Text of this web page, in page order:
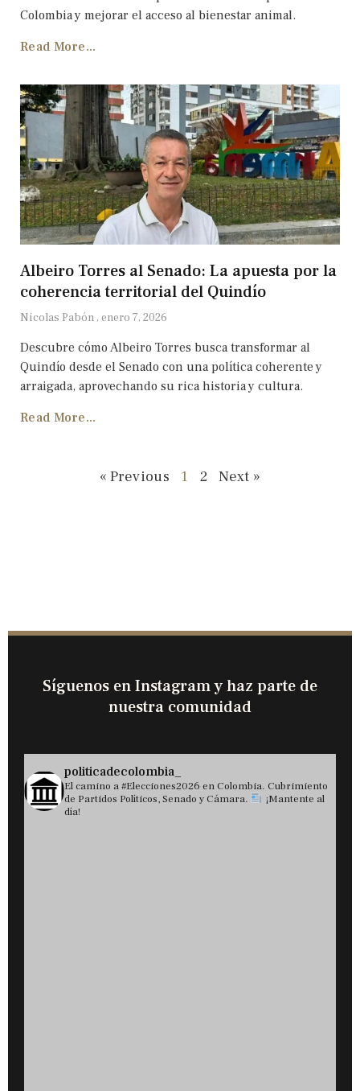
Colombia y mejorar el acceso al bienestar animal.
Read More...
Albeiro Torres al Senado: La apuesta por la
coherencia territorial del Quindío
Nicolas Pabón enero 7, 2026
Descubre cómo Albeiro Torres busca transformar al
Quindío desde el Senado con una política coherente y
arraigada, aprovechando su rica historia y cultura.
Read More...
« Previous 1 2 Next »
Síguenos en Instagram y haz parte de
nuestra comunidad
politicadecolombia_
El camino a #Elecciones2026 en Colombia. Cubrimiento
de Partidos Políticos, Senado y Cámara.
¡Mantente al
día!